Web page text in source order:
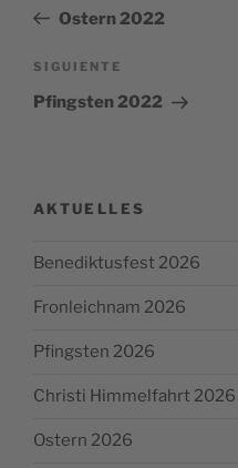
entradas
anterior:
Ostern 2022
Siguiente
entrada
SIGUIENTE
Pfingsten 2022
AKTUELLES
Benediktusfest 2026
Fronleichnam 2026
Pfingsten 2026
Christi Himmelfahrt 2026
Ostern 2026